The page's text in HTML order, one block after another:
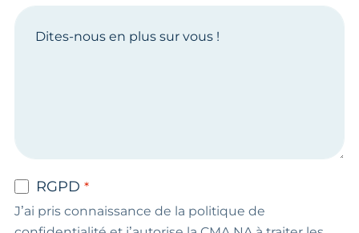
RGPD
J’ai pris connaissance de la politique de